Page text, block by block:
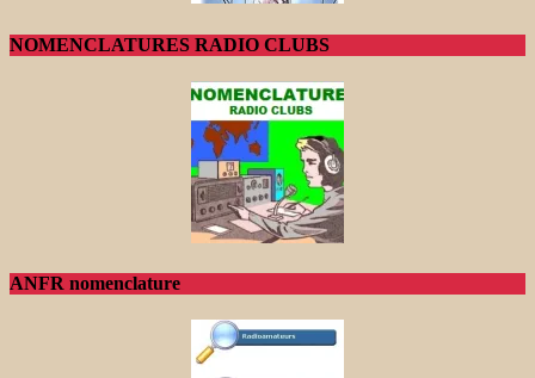
NOMENCLATURES RADIO CLUBS
ANFR nomenclature